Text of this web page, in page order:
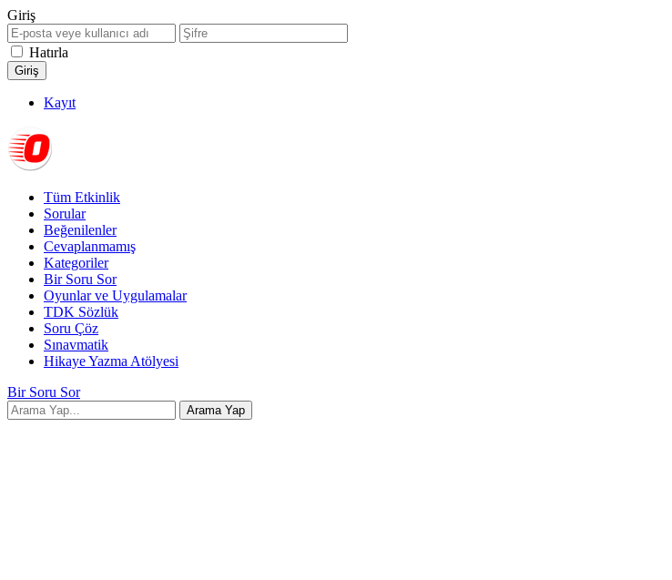
Giriş
Hatırla
Kayıt
Tüm Etkinlik
Sorular
Beğenilenler
Cevaplanmamış
Kategoriler
Bir Soru Sor
Oyunlar ve Uygulamalar
TDK Sözlük
Soru Çöz
Sınavmatik
Hikaye Yazma Atölyesi
Bir Soru Sor